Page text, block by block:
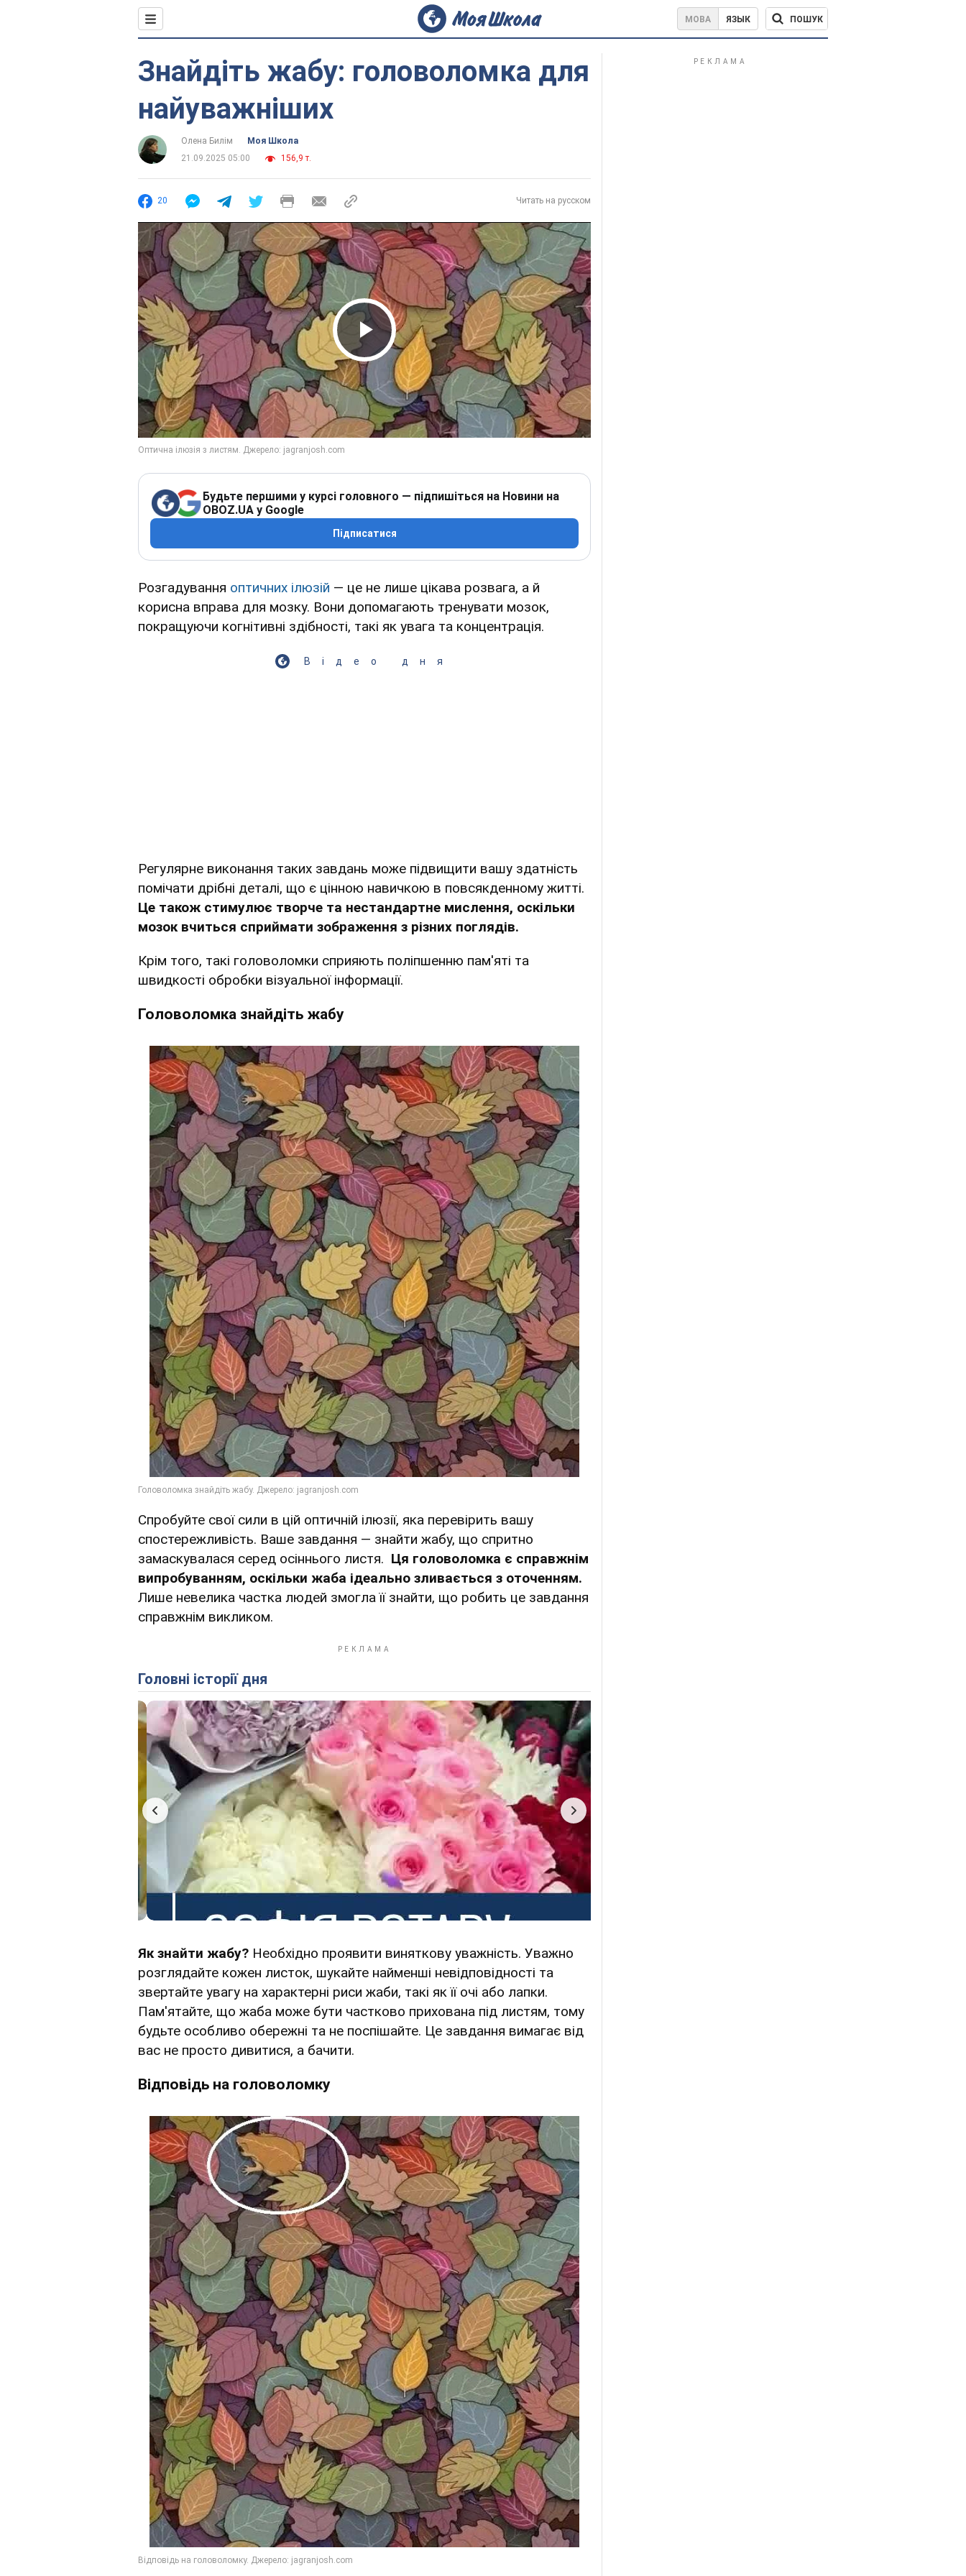
МОВА ЯЗЫК ПОШУК
Знайдіть жабу: головоломка для
найуважніших
Олена Билім
Моя Школа
21.09.2025 05:00
156,9 т.
20 Читать на русском
Play Video
Будьте першими у курсі головного — підпишіться на Новини на
OBOZ.UA у Google
Підписатися
Розгадування оптичних ілюзій — це не лише цікава розвага, а й
корисна вправа для мозку. Вони допомагають тренувати мозок,
покращуючи когнітивні здібності, такі як увага та концентрація.
Відео дня
Регулярне виконання таких завдань може підвищити вашу здатність
помічати дрібні деталі, що є цінною навичкою в повсякденному житті.
Це також стимулює творче та нестандартне мислення, оскільки
мозок вчиться сприймати зображення з різних поглядів.
Крім того, такі головоломки сприяють поліпшенню пам'яті та
швидкості обробки візуальної інформації.
Головоломка знайдіть жабу
Спробуйте свої сили в цій оптичній ілюзії, яка перевірить вашу
спостережливість. Ваше завдання — знайти жабу, що спритно
замаскувалася серед осіннього листя. Ця головоломка є справжнім
випробуванням, оскільки жаба ідеально зливається з оточенням.
Лише невелика частка людей змогла її знайти, що робить це завдання
справжнім викликом.
Головні історії дня
Як знайти жабу? Необхідно проявити виняткову уважність. Уважно
розглядайте кожен листок, шукайте найменші невідповідності та
звертайте увагу на характерні риси жаби, такі як її очі або лапки.
Пам'ятайте, що жаба може бути частково прихована під листям, тому
будьте особливо обережні та не поспішайте. Це завдання вимагає від
вас не просто дивитися, а бачити.
Відповідь на головоломку